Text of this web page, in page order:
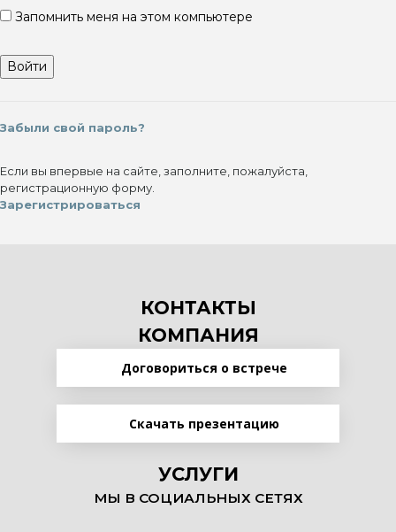
Запомнить меня на этом компьютере
Забыли свой пароль?
Если вы впервые на сайте, заполните, пожалуйста,
регистрационную форму.
Зарегистрироваться
КОНТАКТЫ
КОМПАНИЯ
Договориться о встрече
Скачать презентацию
УСЛУГИ
МЫ В СОЦИАЛЬНЫХ СЕТЯХ